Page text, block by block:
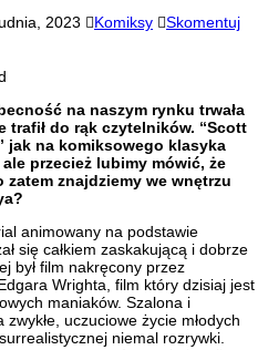
2023 Komiksy Skomentuj
na naszym rynku trwała
trafił do rąk czytelników. “Scott
jak na komiksowego klasyka
przecież lubimy mówić, że
znajdziemy we wnętrzu
animowany na podstawie
się całkiem zaskakującą i dobrze
był film nakręcony przez
Wrighta, film który dzisiaj jest
maniaków. Szalona i
uczuciowe życie młodych
niemal rozrywki.